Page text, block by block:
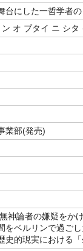
台にした一哲学者
オ ブタイ ニ シ
業部(発売)
神論者の嫌疑をか
をベルリンで過ご
史的現実における